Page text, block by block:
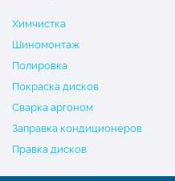
Химчистка
Шиномонтаж
Полировка
Покраска дисков
Сварка аргоном
Заправка кондиционеров
Правка дисков